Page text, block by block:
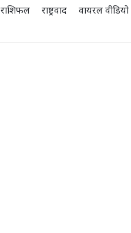
राशिफल राष्ट्रवाद वायरल वीडियो